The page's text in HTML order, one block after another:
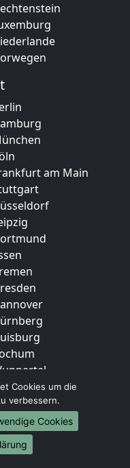
am Main
Cookies um die
verbessern.
Cookies